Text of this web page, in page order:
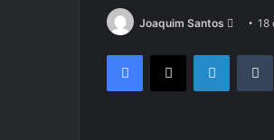
Joaquim Santos
Send
email
18
Facebook
X LinkedIn